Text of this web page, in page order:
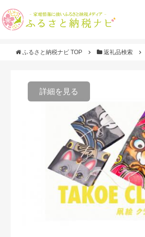
ふるさと納税ナビ TOP 返礼品検索
詳細を見る